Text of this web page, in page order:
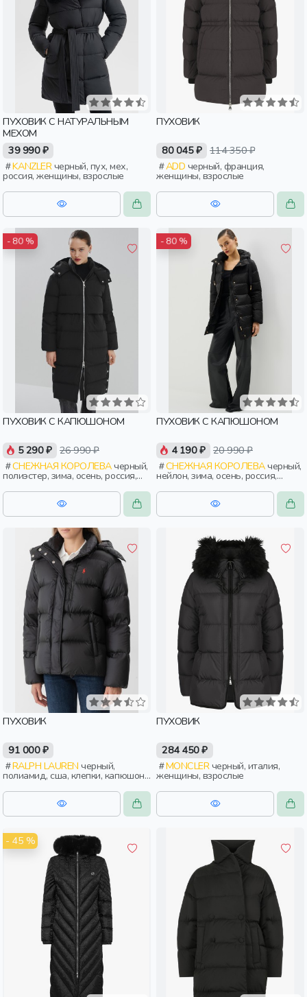
ПУХОВИК С НАТУРАЛЬНЫМ
МЕХОМ
39 990 ₽
KANZLERчерный, пух, мех,
россия, женщины, взрослые
ПУХОВИК
80 045 ₽ 114 350 ₽
ADD
женщины, взрослые
- 80 %
ПУХОВИК С КАПЮШОНОМ
5 290 ₽ 26 990 ₽
СНЕЖНАЯ КОРОЛЕВАчерный,
полиэстер, зима, осень, россия,
женщины, взрослые
- 80 %
ПУХОВИК С КАПЮШОНОМ
4 190 ₽ 20 990 ₽
СНЕЖНАЯ КОРОЛЕВАчерный,
нейлон, зима, осень, россия,
удлиненные, капюшон, застежка,
утепленные, кнопки, разрез,
воротник, воротник-стойка,
женщины, взрослые
ПУХОВИК
91 000 ₽
RALPH LAUREN черный,
полиамид, сша, клепки, капюшон,
взрослые
ПУХОВИК
284 450 ₽
MONCLERчерный, италия,
женщины, взрослые
- 45 %